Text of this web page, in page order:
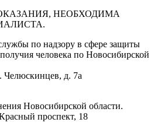
НЕОБХОДИМА
по надзору в сфере защиты
человека по Новосибирской
Челюскинцев, д. 7а
Новосибирской области.
проспект, 18